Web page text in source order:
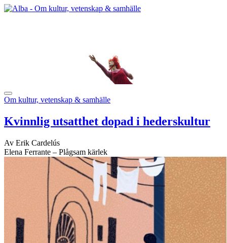
Om kultur, vetenskap & samhälle
Kvinnlig utsatthet dopad i hederskultur
Av Erik Cardelús
Elena Ferrante – Plågsam kärlek